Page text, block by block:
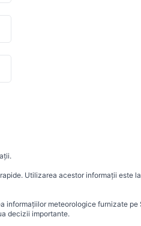
Utilizarea acestor informații este
meteorologice furnizate pe
decizii importante.